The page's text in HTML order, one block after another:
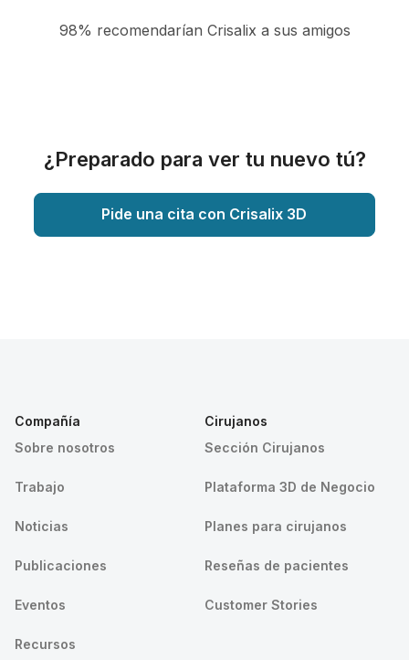
98% recomendarían Crisalix a sus amigos
¿Preparado para ver tu nuevo tú?
Pide una cita con Crisalix 3D
Compañía
Sobre nosotros
Trabajo
Noticias
Publicaciones
Eventos
Recursos
Cirujanos
Sección Cirujanos
Plataforma 3D de Negocio
Planes para cirujanos
Reseñas de pacientes
Customer Stories